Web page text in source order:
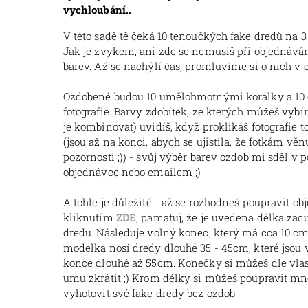
vychloubání..
V této sadě tě čeká 10 tenoučkých fake dredů na
Jak je zvykem, ani zde se nemusíš při
barev. Až se nachýlí čas, promluvíme si o nich v
Ozdobené budou 10 umělohmotnými korálky a
fotografie. Barvy zdobítek, ze kterých můžeš
je kombinovat) uvidíš, když proklikáš fotografie
(jsou až na konci, abych se ujistila, že fotkám
pozornosti ;)) - svůj výběr barev ozdob mi sděl v
objednávce nebo emailem ;)
A tohle je důležité - až se rozhodneš poupravit
kliknutím ZDE, pamatuj, že je uvedena délka
dredu. Následuje volný konec, který má cca 10
modelka nosí dredy dlouhé 35 - 45cm, které jsou
konce dlouhé až 55cm. Konečky si můžeš dle
umu zkrátit ;) Krom délky si můžeš poupravit
vyhotovit své fake dredy bez ozdob.